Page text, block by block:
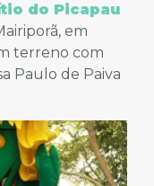
do Picapau
em
terreno com
Paulo de Paiva